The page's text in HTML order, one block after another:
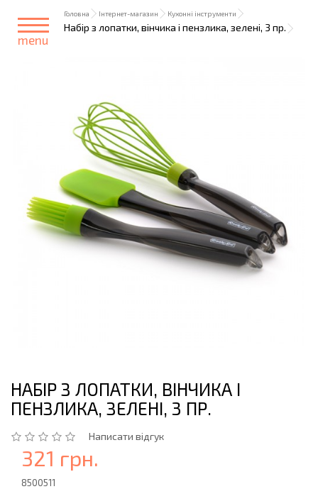
menu
Головна Інтернет-магазин Кухонні інструменти
Набір з лопатки, вінчика і пензлика, зелені, 3 пр.
НАБІР З ЛОПАТКИ, ВІНЧИКА І
ПЕНЗЛИКА, ЗЕЛЕНІ, 3 ПР.
Написати відгук
321 грн.
8500511